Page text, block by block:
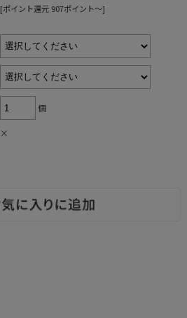
[ポイント還元 907ポイント～]
個
×